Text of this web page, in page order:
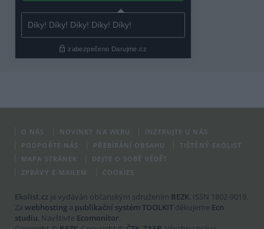
O NÁS NOVINKY NA WEBU
INZERUJTE U NÁS
PODPOŘTE NÁS
PŘEBÍRÁNÍ OBSAHU
TIŠTĚNÝ EKOLIST
MAPA STRÁNEK
DEJTE O SOBĚ VĚDĚT
ZPRÁVY E-MAILEM
COOKIES
Ekolist.cz je vydáván občanským sdružením BEZK. ISSN 1802-9019.
Za webhosting a publikační systém TOOLKIT děkujeme Ecn
studiu. Navštivte Ecomonitor.